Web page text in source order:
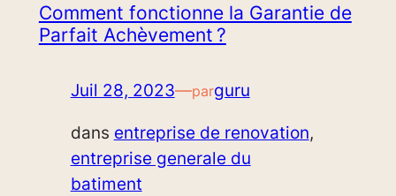
Comment fonctionne la Garantie de
Parfait Achèvement ?
Juil 28, 2023—parguru
dans entreprise de renovation
entreprise generale du
batiment